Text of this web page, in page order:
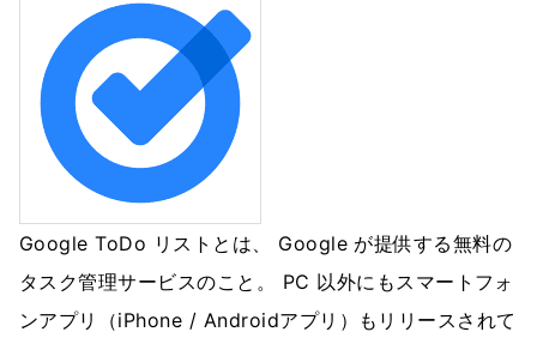
Google ToDo リストとは、 Google が提供する無料の
タスク管理サービスのこと。 PC 以外にもスマートフォ
ンアプリ（iPhone / Androidアプリ）もリリースされて